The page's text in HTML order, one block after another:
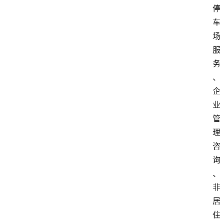
停
车
场
服
务
、
企
业
管
理
咨
询
、
非
居
住